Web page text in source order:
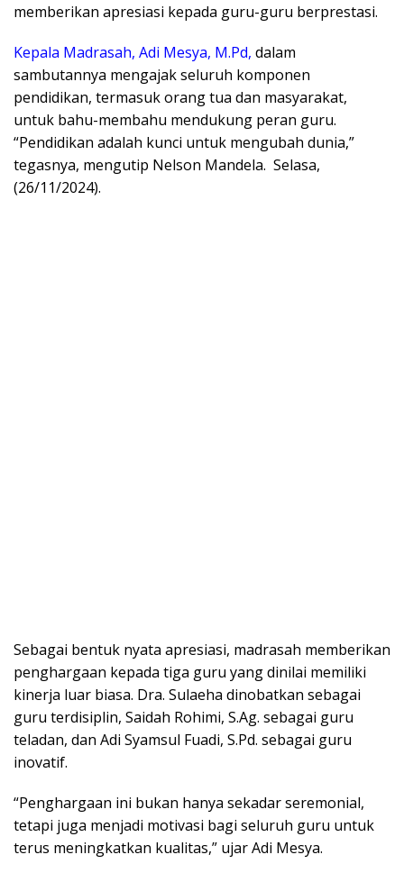
memberikan apresiasi kepada guru-guru berprestasi.
Kepala Madrasah, Adi Mesya, M.Pd, dalam
sambutannya mengajak seluruh komponen
pendidikan, termasuk orang tua dan masyarakat,
untuk bahu-membahu mendukung peran guru.
“Pendidikan adalah kunci untuk mengubah dunia,”
tegasnya, mengutip Nelson Mandela. Selasa,
(26/11/2024).
Sebagai bentuk nyata apresiasi, madrasah memberikan
penghargaan kepada tiga guru yang dinilai memiliki
kinerja luar biasa. Dra. Sulaeha dinobatkan sebagai
guru terdisiplin, Saidah Rohimi, S.Ag. sebagai guru
teladan, dan Adi Syamsul Fuadi, S.Pd. sebagai guru
inovatif.
“Penghargaan ini bukan hanya sekadar seremonial,
tetapi juga menjadi motivasi bagi seluruh guru untuk
terus meningkatkan kualitas,” ujar Adi Mesya.